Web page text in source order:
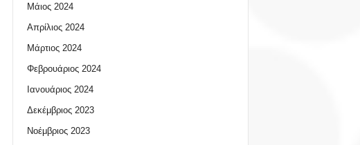
Μάιος 2024
Απρίλιος 2024
Μάρτιος 2024
Φεβρουάριος 2024
Ιανουάριος 2024
Δεκέμβριος 2023
Νοέμβριος 2023